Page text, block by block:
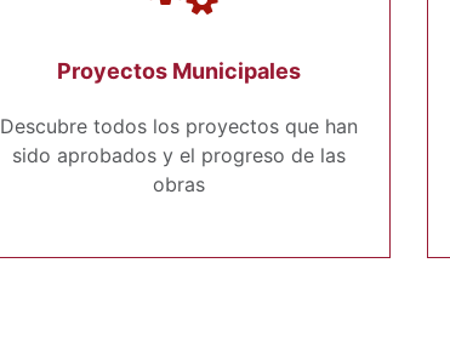
Proyectos Municipales
Descubre todos los proyectos que han
sido aprobados y el progreso de las
obras